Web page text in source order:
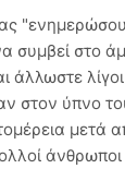
συμβεί στο
άλλωστε
στον ύπνο
μετά
άνθρωποι